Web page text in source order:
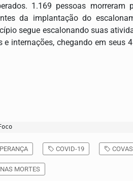
1.169 pessoas
da implantação do
segue escalonando suas
internações, chegando em seus
COVID-19
MORTES